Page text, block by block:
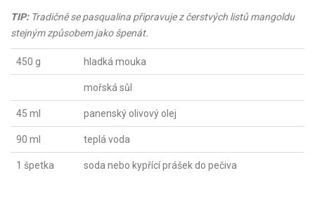
TIP:Tradičně se pasqualina připravuje z čerstvých listů mangoldu
stejným způsobem jako špenát.
450 g hladká mouka
mořská sůl
45 ml panenský olivový olej
90 ml teplá voda
1 špetka soda nebo kypřící prášek do pečiva